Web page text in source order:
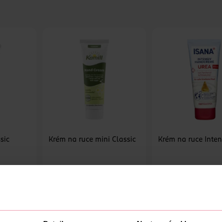
Krém na ruce mini Classic
Obj. č.: 1267020
Krém na ruce
Obj. č.: 867320